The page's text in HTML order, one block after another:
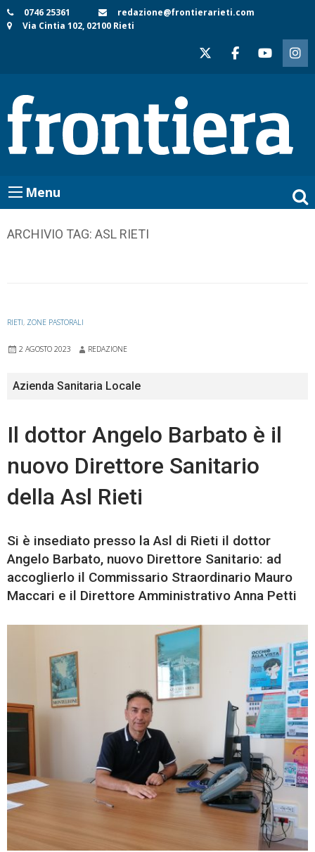
Skip
to
0746 25361
redazione@frontierarieti.com
Via Cintia 102, 02100 Rieti
Menu
ARCHIVIO TAG: ASL RIETI
RIETI, ZONE PASTORALI
2 AGOSTO 2023 REDAZIONE
Azienda Sanitaria Locale
Il dottor Angelo Barbato è il
nuovo Direttore Sanitario
della Asl Rieti
Si è insediato presso la Asl di Rieti il dottor
Angelo Barbato, nuovo Direttore Sanitario: ad
accoglierlo il Commissario Straordinario Mauro
Maccari e il Direttore Amministrativo Anna Petti